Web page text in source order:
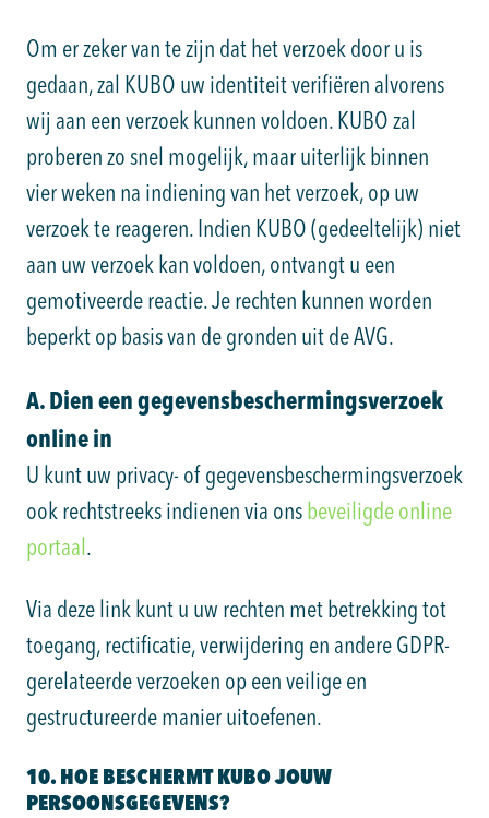
Om er zeker van te zijn dat het verzoek door u is
gedaan, zal KUBO uw identiteit verifiëren alvorens
wij aan een verzoek kunnen voldoen. KUBO zal
proberen zo snel mogelijk, maar uiterlijk binnen
vier weken na indiening van het verzoek, op uw
verzoek te reageren. Indien KUBO (gedeeltelijk) niet
aan uw verzoek kan voldoen, ontvangt u een
gemotiveerde reactie. Je rechten kunnen worden
beperkt op basis van de gronden uit de AVG.
A. Dien een gegevensbeschermingsverzoek
online in
U kunt uw privacy- of gegevensbeschermingsverzoek
ook rechtstreeks indienen via ons beveiligde online
portaal .
Via deze link kunt u uw rechten met betrekking tot
toegang, rectificatie, verwijdering en andere GDPR-
gerelateerde verzoeken op een veilige en
gestructureerde manier uitoefenen.
10. HOE BESCHERMT KUBO JOUW
PERSOONSGEGEVENS?